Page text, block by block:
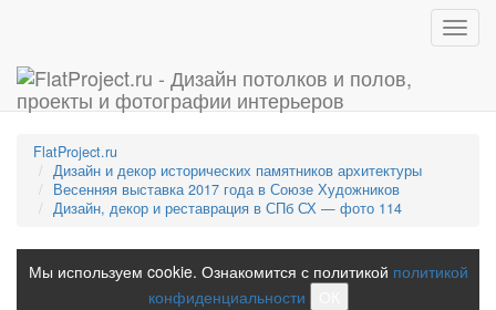
FlatProject.ru
Дизайн и декор исторических памятников архитектуры
Весенняя выставка 2017 года в Союзе Художников
Дизайн, декор и реставрация в СПб СХ — фото 114
Мы используем cookie. Ознакомится с политикой политикой
конфиденциальности